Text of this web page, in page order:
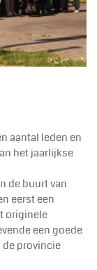
aantal leden en
het jaarlijkse
de buurt van
eerst een
originele
een goede
de provincie